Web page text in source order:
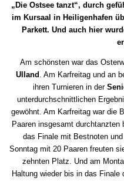
„Die Ostsee tanzt“, durch
im Kursaal in Heiligenhafen
Parkett. Und auch hier
Am schönsten war das
Ulland . Am Karfreitag und an
ihren Turnieren in der
unterdurchschnittlichen
gewöhnt. Am Karfreitag war die
Paaren insgesamt durchtanzten
das Finale mit Bestnoten
Sonntag mit 20 Paaren freuten
zehnten Platz. Und am
Haltung wieder bis in das